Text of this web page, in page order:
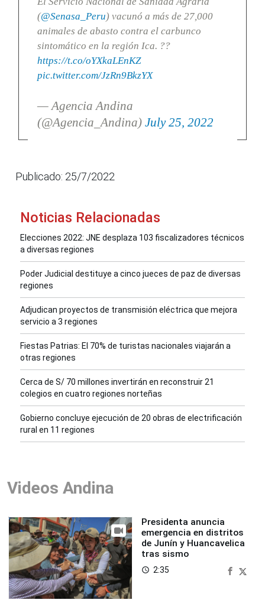
(@Senasa_Peru) vacunó a más de 27,000
animales de abasto contra el carbunco
sintomático en la región Ica. ??
https://t.co/oYXkaLEnKZ
pic.twitter.com/JzRn9BkzYX
— Agencia Andina
(@Agencia_Andina) July 25, 2022
Publicado: 25/7/2022
Noticias Relacionadas
Elecciones 2022: JNE desplaza 103 fiscalizadores técnicos
a diversas regiones
Poder Judicial destituye a cinco jueces de paz de diversas
regiones
Adjudican proyectos de transmisión eléctrica que mejora
servicio a 3 regiones
Fiestas Patrias: El 70% de turistas nacionales viajarán a
otras regiones
Cerca de S/ 70 millones invertirán en reconstruir 21
colegios en cuatro regiones norteñas
Gobierno concluye ejecución de 20 obras de electrificación
rural en 11 regiones
Videos Andina
Presidenta anuncia
emergencia en distritos
de Junín y Huancavelica
tras sismo
access_time 2:35